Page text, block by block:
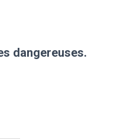
dangereuses.